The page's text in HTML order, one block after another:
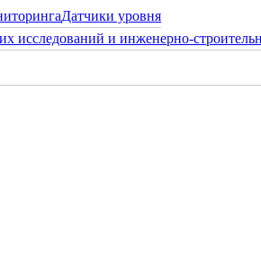
Датчики уровня
исследований и инженерно-